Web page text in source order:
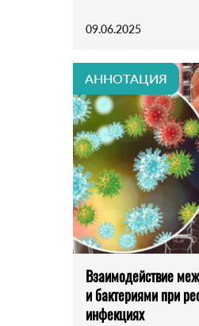
09.06.2025
АННОТАЦИЯ
Взаимодействие
и бактериями при
инфекциях